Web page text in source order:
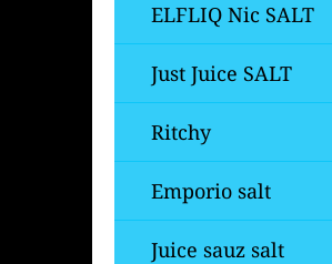
N
ELFLIQ Nic SALT
Just Juice SALT
Ritchy
Emporio salt
Juice sauz salt
OXVA ONEO POD
Původně:109 Kč